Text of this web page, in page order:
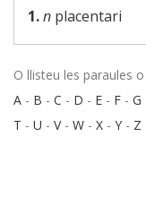
1.n placentari
O llisteu les paraules
A - B - C - D - E - F - G
T - U - V- W - X - Y - Z